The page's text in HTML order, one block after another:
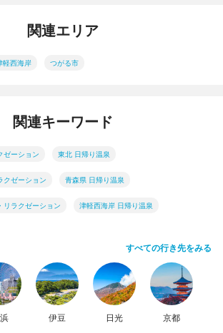
関連エリア
軽西海岸 つがる市
関連キーワード
ゼーション 東北 日帰り温泉
クゼーション 青森県 日帰り温泉
リラクゼーション 津軽西海岸 日帰り温泉
すべての行き先をみる
伊豆 日光 京都